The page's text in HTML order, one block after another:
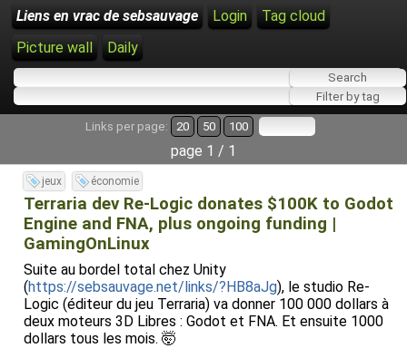
Liens en vrac de sebsauvage Login
Tag cloud
Picture wall
Daily
Links per page: 20 50 100
page 1 / 1
jeux économie
Terraria dev Re-Logic donates $100K to Godot
Engine and FNA, plus ongoing funding |
GamingOnLinux
Suite au bordel total chez Unity
(https://sebsauvage.net/links/?HB8aJg), le studio Re-
Logic (éditeur du jeu Terraria) va donner 100 000 dollars à
deux moteurs 3D Libres : Godot et FNA. Et ensuite 1000
dollars tous les mois. 🤯